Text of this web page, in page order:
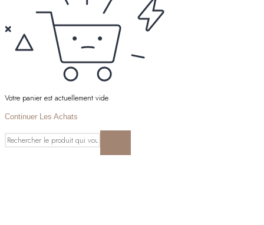
Votre panier est actuellement vide
Continuer Les Achats